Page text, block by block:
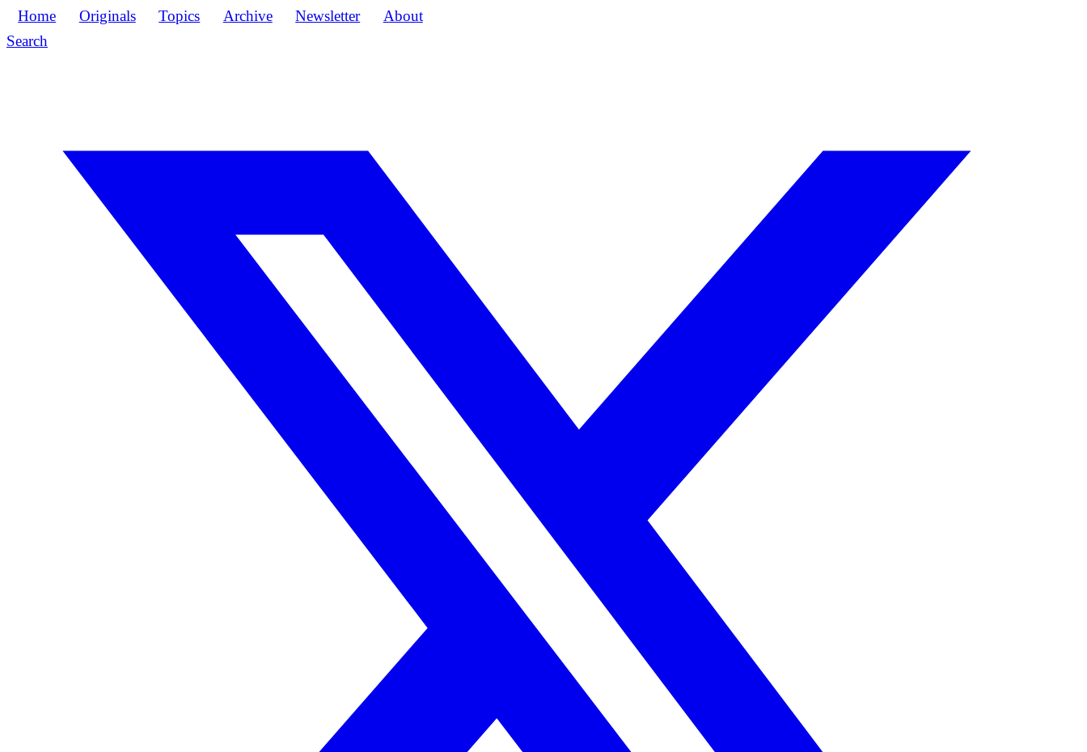
Home
Originals Topics Archive Newsletter
About
Search